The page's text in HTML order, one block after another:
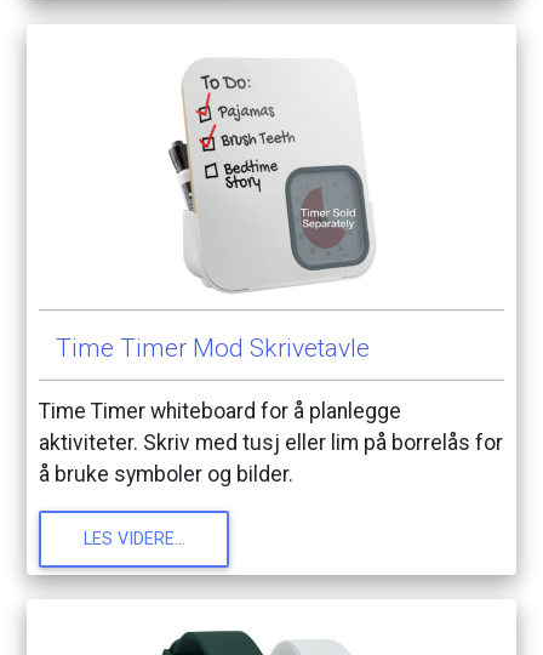
Time Timer Mod Skrivetavle
Time Timer whiteboard for å planlegge
aktiviteter. Skriv med tusj eller lim på borrelås for
å bruke symboler og bilder.
LES VIDERE...